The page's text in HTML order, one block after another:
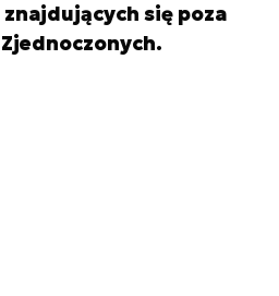
się poza